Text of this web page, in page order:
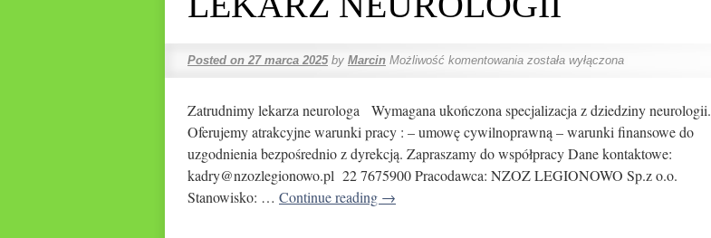
Posted on 27 marca 2025 by Marcin Możliwość komentowania została wyłączona
Zatrudnimy lekarza neurologa Wymagana ukończona specjalizacja z dziedziny neurologii.
Oferujemy atrakcyjne warunki pracy : – umowę cywilnoprawną – warunki finansowe do
uzgodnienia bezpośrednio z dyrekcją. Zapraszamy do współpracy Dane kontaktowe:
kadry@nzozlegionowo.pl 22 7675900 Pracodawca: NZOZ LEGIONOWO Sp.z o.o.
Stanowisko: … Continue reading →